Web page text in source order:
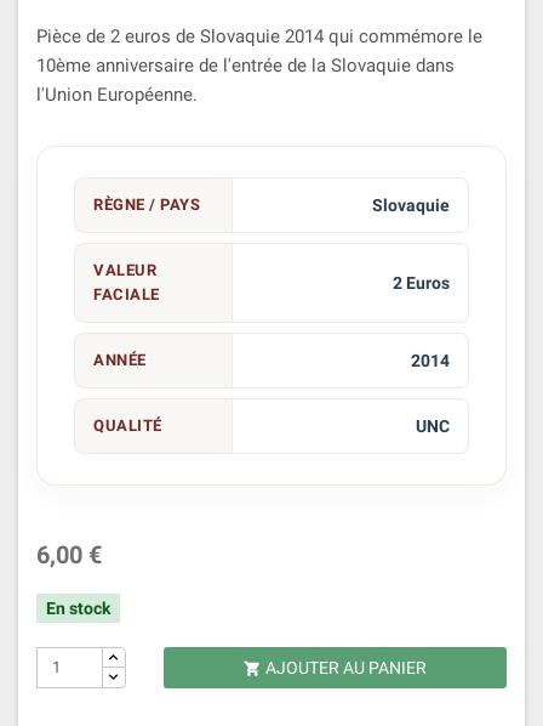
Pièce de 2 euros de Slovaquie 2014 qui commémore le
10ème anniversaire de l'entrée de la Slovaquie dans
l'Union Européenne.
RÈGNE / PAYS Slovaquie
VALEUR
FACIALE
2 Euros
ANNÉE 2014
QUALITÉ UNC
6,00 €
En stock
 AJOUTER AU PANIER